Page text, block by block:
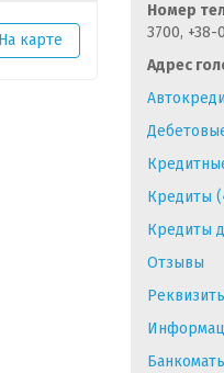
На карте
Номер
3700, +38-
Адрес
Кредиты
Кредиты
Отзывы